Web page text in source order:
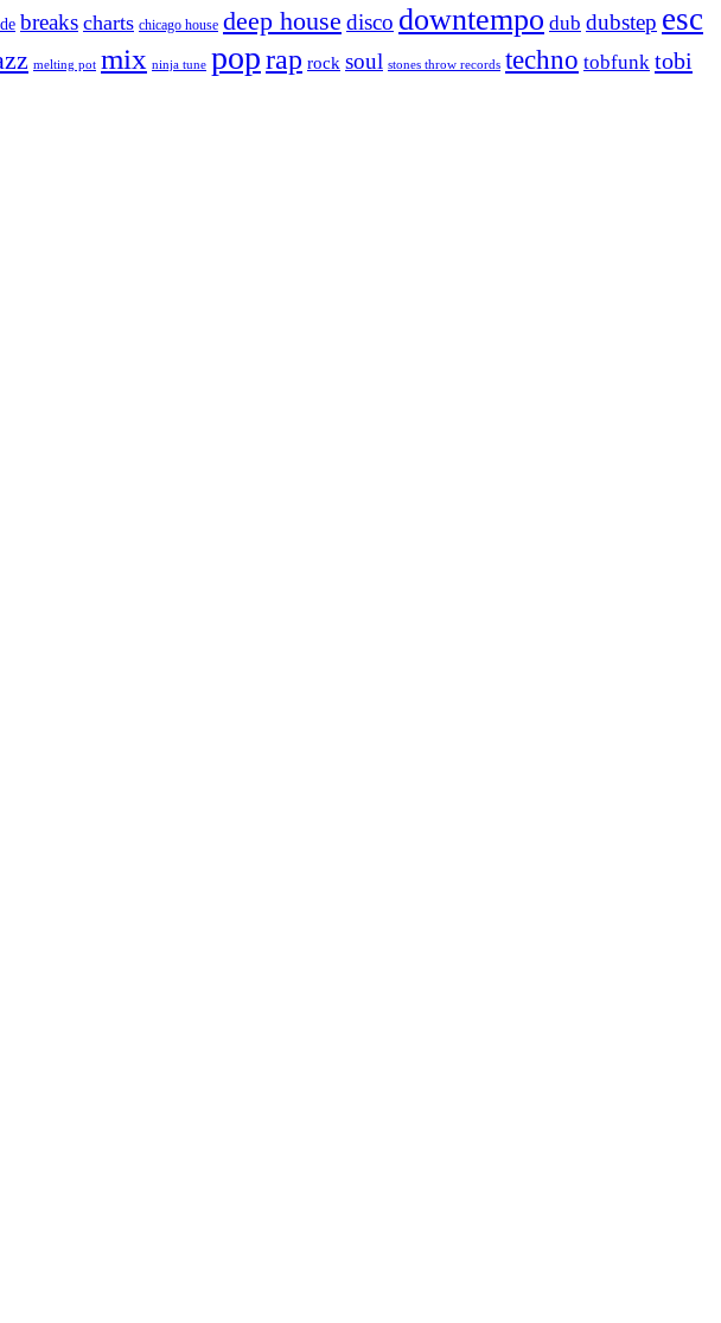
breaks charts chicago house deep house disco downtempo dub dubstep esc
melting pot mix ninja tune poprap rock soul stones throw records techno tobfunk tobi